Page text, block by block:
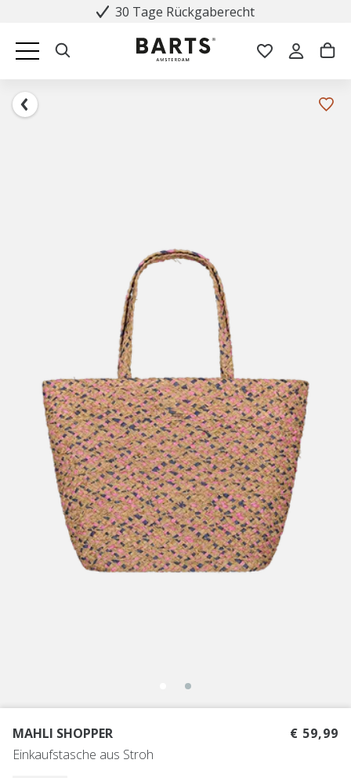
30 Tage Rückgaberecht
MAHLI SHOPPER
Einkaufstasche aus Stroh
€ 59,99